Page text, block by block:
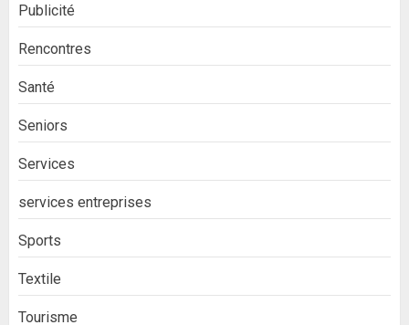
Publicité
Rencontres
Santé
Seniors
Services
services entreprises
Sports
Textile
Tourisme